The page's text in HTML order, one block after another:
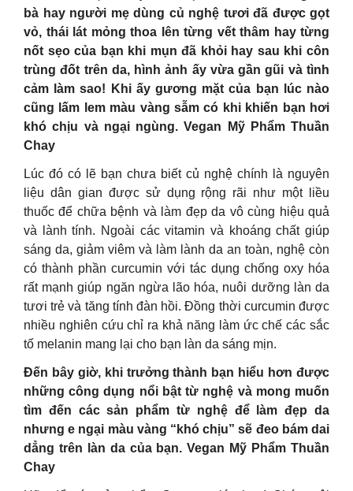
bà hay người mẹ dùng củ nghệ tươi đã được gọt
vỏ, thái lát mỏng thoa lên từng vết thâm hay từng
nốt sẹo của bạn khi mụn đã khỏi hay sau khi côn
trùng đốt trên da, hình ảnh ấy vừa gần gũi và tình
cảm làm sao! Khi ấy gương mặt của bạn lúc nào
cũng lấm lem màu vàng sẫm có khi khiến bạn hơi
khó chịu và ngại ngùng. Vegan Mỹ Phẩm Thuần
Chay
Lúc đó có lẽ bạn chưa biết củ nghệ chính là nguyên
liệu dân gian được sử dụng rộng rãi như một liều
thuốc để chữa bệnh và làm đẹp da vô cùng hiệu quả
và lành tính. Ngoài các vitamin và khoáng chất giúp
sáng da, giảm viêm và làm lành da an toàn, nghệ còn
có thành phần curcumin với tác dụng chống oxy hóa
rất mạnh giúp ngăn ngừa lão hóa, nuôi dưỡng làn da
tươi trẻ và tăng tính đàn hồi. Đồng thời curcumin được
nhiều nghiên cứu chỉ ra khả năng làm ức chế các sắc
tố melanin mang lại cho bạn làn da sáng mịn.
Đến bây giờ, khi trưởng thành bạn hiểu hơn được
những công dụng nổi bật từ nghệ và mong muốn
tìm đến các sản phẩm từ nghệ để làm đẹp da
nhưng e ngại màu vàng “khó chịu” sẽ đeo bám dai
dẳng trên làn da của bạn. Vegan Mỹ Phẩm Thuần
Chay